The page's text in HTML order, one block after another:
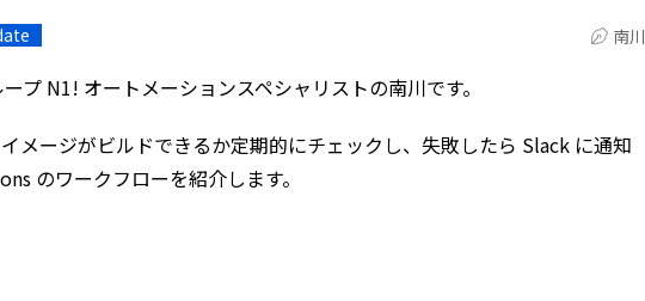
南川
プ N1! オートメーションスペシャリストの南川です。
メージがビルドできるか定期的にチェックし、失敗したら Slack に通知
のワークフローを紹介します。